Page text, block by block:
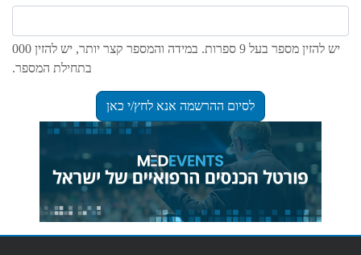
יש להזין מספר בעל 9 ספרות. במידה והמספר קצר יותר, יש להזין 000
בתחילת המספר.